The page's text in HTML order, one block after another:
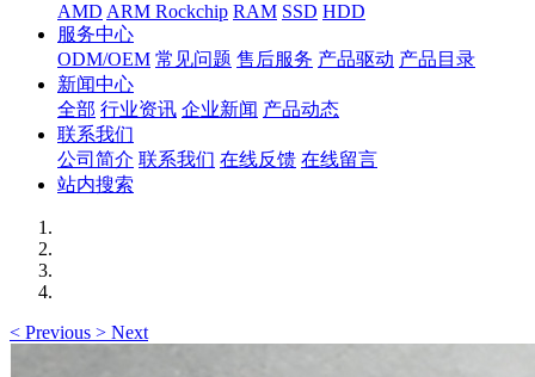
AMD ARM Rockchip RAM SSD HDD
服务中心
ODM/OEM 常见问题 售后服务 产品驱动 产品目录
新闻中心
全部 行业资讯 企业新闻 产品动态
联系我们
公司简介 联系我们 在线反馈 在线留言
站内搜索
< Previous > Next